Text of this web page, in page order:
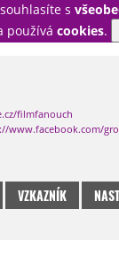
s
používá cookies.
filmfanouch
www.facebook.com/
VZKAZNÍK